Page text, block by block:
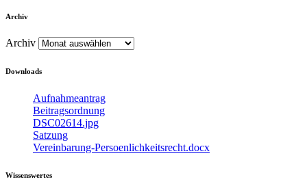
Archiv
Archiv
Downloads
Aufnahmeantrag
Beitragsordnung
DSC02614.jpg
Satzung
Vereinbarung-Persoenlichkeitsrecht.docx
Wissenswertes